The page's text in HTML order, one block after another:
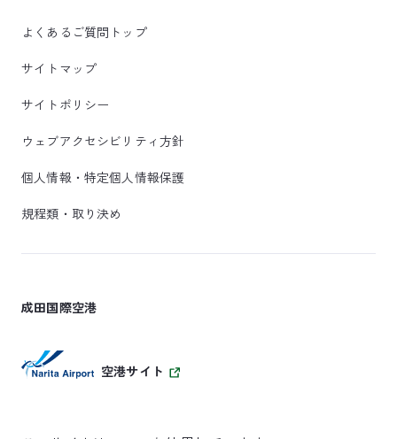
よくあるご質問トップ
サイトマップ
サイトポリシー
ウェブアクセシビリティ方針
個人情報・特定個人情報保護
規程類・取り決め
成田国際空港
空港サイト